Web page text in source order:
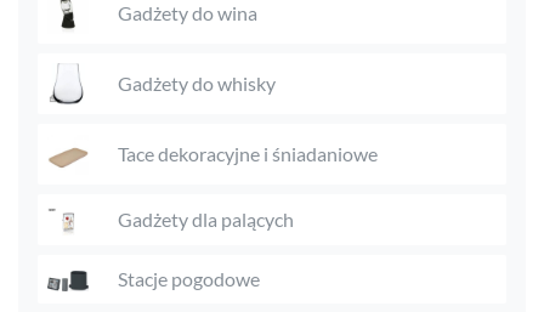
Gadżety do wina
Gadżety do whisky
Tace dekoracyjne i śniadaniowe
Gadżety dla palących
Stacje pogodowe